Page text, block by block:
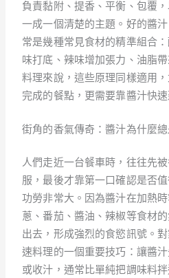
負責黏附、提香、平衡、包覆
一成一個清楚的主題。好的醬
常是幾種常見食材的精準組合
味打底、辣味增加張力、油脂
料理來說，這些原理同樣適用
完成的餐點，更需要靠醬汁快速
街角的香氣傳奇：醬汁為什麼
人們走近一台餐車時，往往先
服，最後才靠第一口確認是否
功勞非常大。因為醬汁在加熱
蔥、番茄、醬油、辣椒等食材
出去，形成強烈的食慾訊號。
速料理的一個重要技巧：讓醬
或收汁，通常比單純把調味料